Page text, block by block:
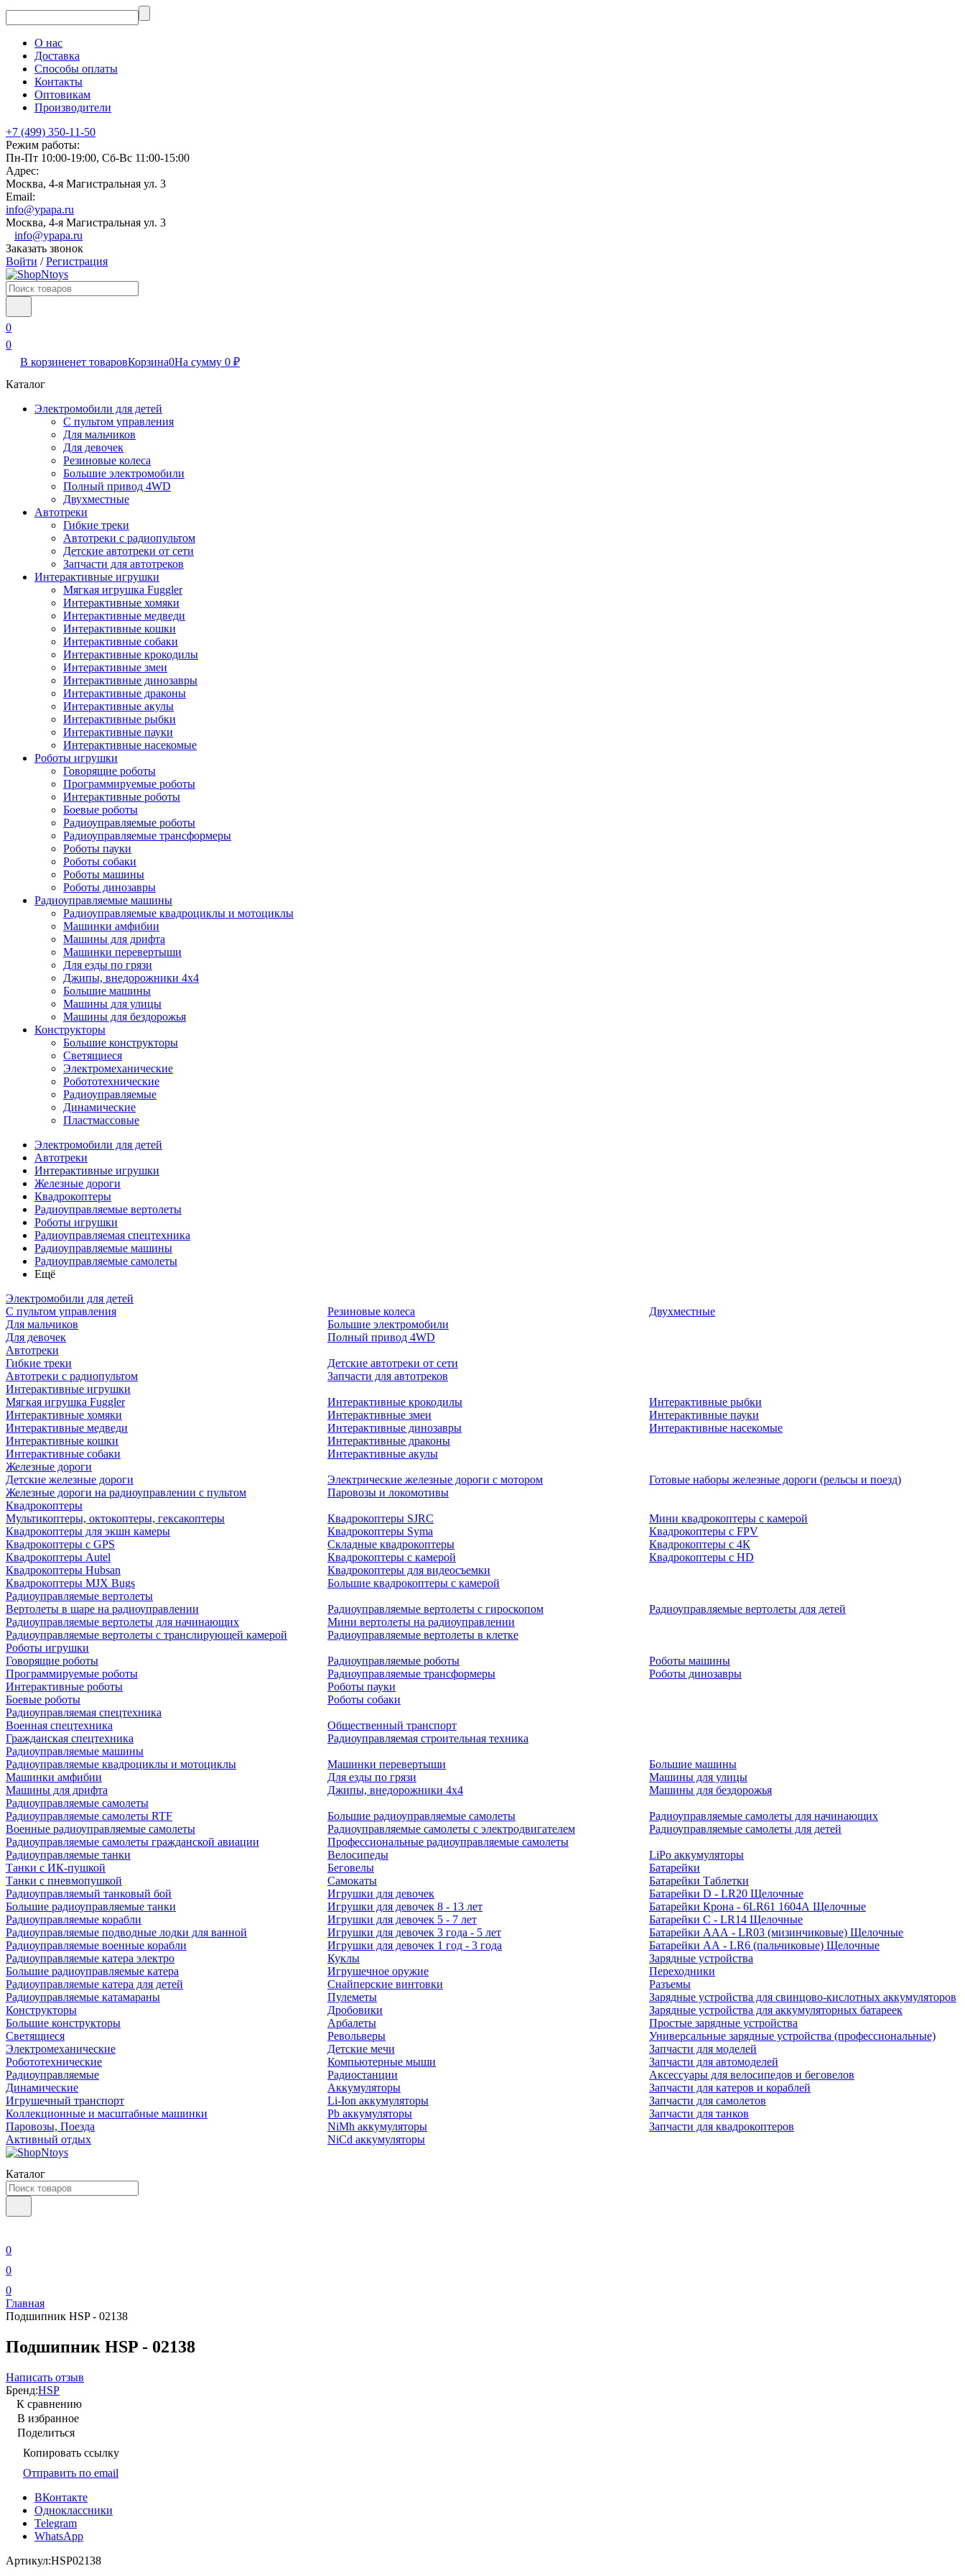
О нас
Доставка
Способы оплаты
Контакты
Оптовикам
Производители
+7 (499) 350-11-50
Режим работы:
Пн-Пт 10:00-19:00, Сб-Вс 11:00-15:00
Адрес:
Москва, 4-я Магистральная ул. 3
Email:
info@ypapa.ru
Москва, 4-я Магистральная ул. 3
info@ypapa.ru
Заказать звонок
Войти /Регистрация
0
0
В корзиненет товаровКорзина0На сумму 0 ₽
Каталог
Электромобили для детей
С пультом управления
Для мальчиков
Для девочек
Резиновые колеса
Большие электромобили
Полный привод 4WD
Двухместные
Автотреки
Гибкие треки
Автотреки с радиопультом
Детские автотреки от сети
Запчасти для автотреков
Интерактивные игрушки
Мягкая игрушка Fuggler
Интерактивные хомяки
Интерактивные медведи
Интерактивные кошки
Интерактивные собаки
Интерактивные крокодилы
Интерактивные змеи
Интерактивные динозавры
Интерактивные драконы
Интерактивные акулы
Интерактивные рыбки
Интерактивные пауки
Интерактивные насекомые
Роботы игрушки
Говорящие роботы
Программируемые роботы
Интерактивные роботы
Боевые роботы
Радиоуправляемые роботы
Радиоуправляемые трансформеры
Роботы пауки
Роботы собаки
Роботы машины
Роботы динозавры
Радиоуправляемые машины
Радиоуправляемые квадроциклы и мотоциклы
Машинки амфибии
Машины для дрифта
Машинки перевертыши
Для езды по грязи
Джипы, внедорожники 4x4
Большие машины
Машины для улицы
Машины для бездорожья
Конструкторы
Большие конструкторы
Светящиеся
Электромеханические
Робототехнические
Радиоуправляемые
Динамические
Пластмассовые
Электромобили для детей
Автотреки
Интерактивные игрушки
Железные дороги
Квадрокоптеры
Радиоуправляемые вертолеты
Роботы игрушки
Радиоуправляемая спецтехника
Радиоуправляемые машины
Радиоуправляемые самолеты
Ещё
Электромобили для детей
С пультом управления
Для мальчиков
Для девочек
Резиновые колеса
Большие электромобили
Полный привод 4WD
Двухместные
Автотреки
Гибкие треки
Автотреки с радиопультом
Детские автотреки от сети
Запчасти для автотреков
Интерактивные игрушки
Мягкая игрушка Fuggler
Интерактивные хомяки
Интерактивные медведи
Интерактивные кошки
Интерактивные собаки
Интерактивные крокодилы
Интерактивные змеи
Интерактивные динозавры
Интерактивные драконы
Интерактивные акулы
Интерактивные рыбки
Интерактивные пауки
Интерактивные насекомые
Железные дороги
Детские железные дороги
Железные дороги на радиоуправлении с пультом
Электрические железные дороги с мотором
Паровозы и локомотивы
Готовые наборы железные дороги (рельсы и поезд)
Квадрокоптеры
Мультикоптеры, октокоптеры, гексакоптеры
Квадрокоптеры для экшн камеры
Квадрокоптеры с GPS
Квадрокоптеры Autel
Квадрокоптеры Hubsan
Квадрокоптеры MJX Bugs
Квадрокоптеры SJRC
Квадрокоптеры Syma
Складные квадрокоптеры
Квадрокоптеры с камерой
Квадрокоптеры для видеосъемки
Большие квадрокоптеры с камерой
Мини квадрокоптеры с камерой
Квадрокоптеры с FPV
Квадрокоптеры с 4К
Квадрокоптеры с HD
Радиоуправляемые вертолеты
Вертолеты в шаре на радиоуправлении
Радиоуправляемые вертолеты для начинающих
Радиоуправляемые вертолеты с транслирующей камерой
Радиоуправляемые вертолеты с гироскопом
Мини вертолеты на радиоуправлении
Радиоуправляемые вертолеты в клетке
Радиоуправляемые вертолеты для детей
Роботы игрушки
Говорящие роботы
Программируемые роботы
Интерактивные роботы
Боевые роботы
Радиоуправляемые роботы
Радиоуправляемые трансформеры
Роботы пауки
Роботы собаки
Роботы машины
Роботы динозавры
Радиоуправляемая спецтехника
Военная спецтехника
Гражданская спецтехника
Общественный транспорт
Радиоуправляемая строительная техника
Радиоуправляемые машины
Радиоуправляемые квадроциклы и мотоциклы
Машинки амфибии
Машины для дрифта
Машинки перевертыши
Для езды по грязи
Джипы, внедорожники 4x4
Большие машины
Машины для улицы
Машины для бездорожья
Радиоуправляемые самолеты
Радиоуправляемые самолеты RTF
Военные радиоуправляемые самолеты
Радиоуправляемые самолеты гражданской авиации
Большие радиоуправляемые самолеты
Радиоуправляемые самолеты с электродвигателем
Профессиональные радиоуправляемые самолеты
Радиоуправляемые самолеты для начинающих
Радиоуправляемые самолеты для детей
Радиоуправляемые танки
Танки с ИК-пушкой
Танки с пневмопушкой
Радиоуправляемый танковый бой
Большие радиоуправляемые танки
Радиоуправляемые корабли
Радиоуправляемые подводные лодки для ванной
Радиоуправляемые военные корабли
Радиоуправляемые катера электро
Большие радиоуправляемые катера
Радиоуправляемые катера для детей
Радиоуправляемые катамараны
Конструкторы
Большие конструкторы
Светящиеся
Электромеханические
Робототехнические
Радиоуправляемые
Динамические
Игрушечный транспорт
Коллекционные и масштабные машинки
Паровозы, Поезда
Активный отдых
Велосипеды
Беговелы
Самокаты
Игрушки для девочек
Игрушки для девочек 8 - 13 лет
Игрушки для девочек 5 - 7 лет
Игрушки для девочек 3 года - 5 лет
Игрушки для девочек 1 год - 3 года
Куклы
Игрушечное оружие
Снайперские винтовки
Пулеметы
Дробовики
Арбалеты
Револьверы
Детские мечи
Компьютерные мыши
Радиостанции
Аккумуляторы
Li-Ion аккумуляторы
Pb аккумуляторы
NiMh аккумуляторы
NiCd аккумуляторы
LiPo аккумуляторы
Батарейки
Батарейки Таблетки
Батарейки D - LR20 Щелочные
Батарейки Крона - 6LR61 1604A Щелочные
Батарейки C - LR14 Щелочные
Батарейки AAA - LR03 (мизинчиковые) Щелочные
Батарейки AA - LR6 (пальчиковые) Щелочные
Зарядные устройства
Переходники
Разъемы
Зарядные устройства для свинцово-кислотных аккумуляторов
Зарядные устройства для аккумуляторных батареек
Простые зарядные устройства
Универсальные зарядные устройства (профессиональные)
Запчасти для моделей
Запчасти для автомоделей
Аксессуары для велосипедов и беговелов
Запчасти для катеров и кораблей
Запчасти для самолетов
Запчасти для танков
Запчасти для квадрокоптеров
Каталог
0
0
0
Главная
Подшипник HSP - 02138
Подшипник HSP - 02138
Написать отзыв
Бренд:HSP
К сравнению
В избранное
Поделиться
Копировать ссылку
Отправить по email
ВКонтакте
Одноклассники
Telegram
WhatsApp
Артикул:HSP02138